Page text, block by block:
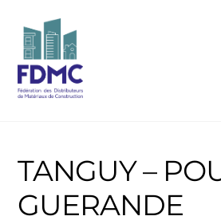
content
TANGUY –
GUERANDE